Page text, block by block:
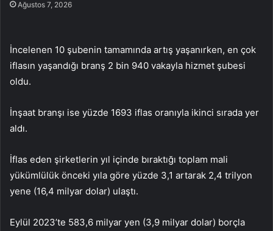
Ağustos 7, 2026
İncelenen 10 şubenin tamamında artış yaşanırken, en çok
iflasın yaşandığı branş 2 bin 940 vakayla hizmet şubesi
oldu.
İnşaat branşı ise yüzde 1693 iflas oranıyla ikinci sırada yer
aldı.
İflas eden şirketlerin yıl içinde bıraktığı toplam mali
yükümlülük önceki yıla göre yüzde 3,1 artarak 2,4 trilyon
yene (16,4 milyar dolar) ulaştı.
Eylül 2023’te 583,6 milyar yen (3,9 milyar dolar) borçla